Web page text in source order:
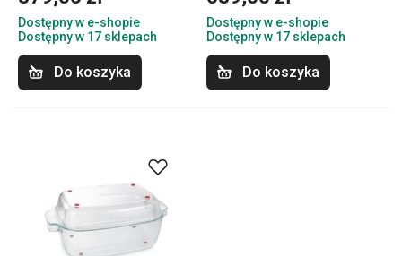
Dostępny w e-shopie
Dostępny w 17 sklepach
Do koszyka
Dostępny w e-shopie
Dostępny w 17 sklepach
Do koszyka